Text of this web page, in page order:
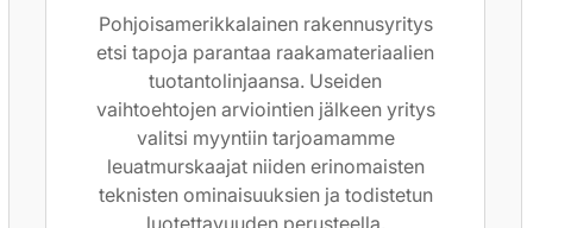
Pohjoisamerikkalainen rakennusyritys
etsi tapoja parantaa raakamateriaalien
tuotantolinjaansa. Useiden
vaihtoehtojen arviointien jälkeen yritys
valitsi myyntiin tarjoamamme
leuatmurskaajat niiden erinomaisten
teknisten ominaisuuksien ja todistetun
luotettavuuden perusteella.